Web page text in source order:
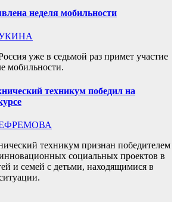
неделя мобильности
уже в седьмой раз примет участие
мобильности.
техникум победил на
ЕФРЕМОВА
техникум признан победителем
социальных проектов в
и семей с детьми, находящимися в